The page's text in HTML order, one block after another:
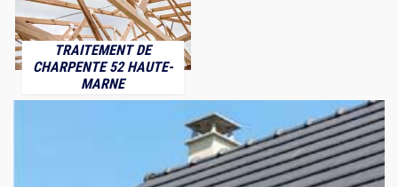
TRAITEMENT DE
CHARPENTE 52 HAUTE-
MARNE